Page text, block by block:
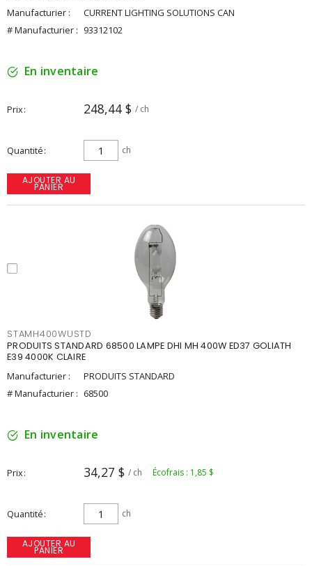
Manufacturier :
CURRENT LIGHTING SOLUTIONS CAN
# Manufacturier : 93312102
En inventaire
Prix 248,44 $ / ch
Quantité ch
AJOUTER AU
PANIER
STAMH400WUSTD
PRODUITS STANDARD 68500 LAMPE DHI MH 400W ED37 GOLIATH
E39 4000K CLAIRE
Manufacturier :
PRODUITS STANDARD
# Manufacturier : 68500
En inventaire
Prix 34,27 $ / ch Écofrais : 1,85 $
Quantité ch
AJOUTER AU
PANIER